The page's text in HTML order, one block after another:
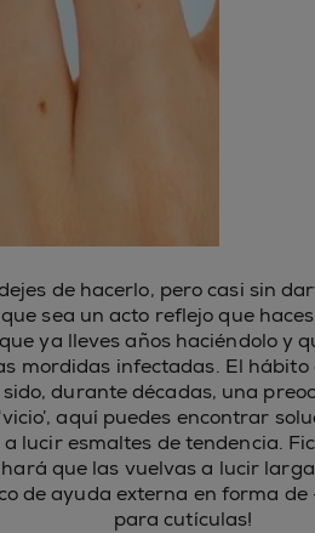
de hacerlo, pero casi sin
sea un acto reflejo que
ya lleves años haciéndolo y
mordidas infectadas. El
durante décadas, una
aquí puedes encontrar
lucir esmaltes de tendencia.
que las vuelvas a lucir
de ayuda externa en forma
para cutículas!